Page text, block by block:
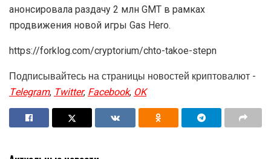
анонсировала раздачу 2 млн GMT в рамках
продвижения новой игры Gas Hero.
https://forklog.com/cryptorium/chto-takoe-stepn
Подписывайтесь на страницы новостей криптовалют -
Telegram, Twitter, Facebook, OK